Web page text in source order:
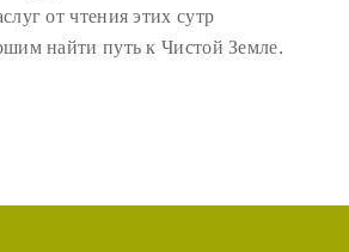
от чтения этих сутр
найти путь к Чистой Земле.